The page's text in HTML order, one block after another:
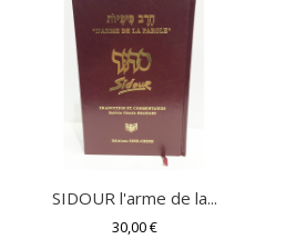
SIDOUR l'arme de la...
30,00 €